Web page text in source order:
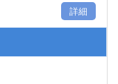
詳細